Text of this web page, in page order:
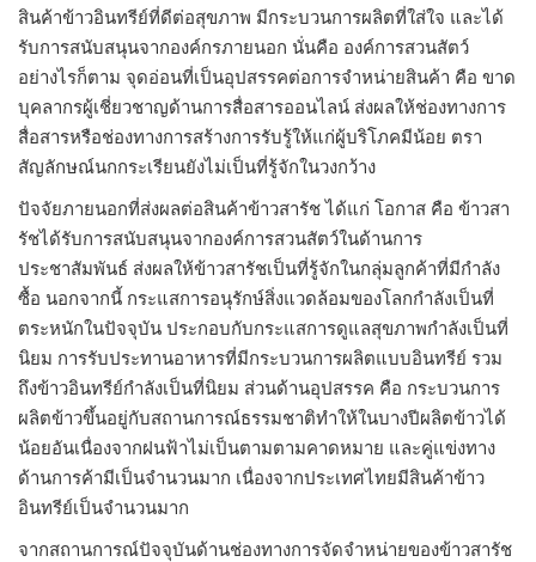
สินค้าข้าวอินทรีย์ที่ดีต่อสุขภาพ มีกระบวนการผลิตที่ใส่ใจ และได้
รับการสนับสนุนจากองค์กรภายนอก นั่นคือ องค์การสวนสัตว์
อย่างไรก็ตาม จุดอ่อนที่เป็นอุปสรรคต่อการจำหน่ายสินค้า คือ ขาด
บุคลากรผู้เชี่ยวชาญด้านการสื่อสารออนไลน์ ส่งผลให้ช่องทางการ
สื่อสารหรือช่องทางการสร้างการรับรู้ให้แก่ผู้บริโภคมีน้อย ตรา
สัญลักษณ์นกกระเรียนยังไม่เป็นที่รู้จักในวงกว้าง
ปัจจัยภายนอกที่ส่งผลต่อสินค้าข้าวสารัช ได้แก่ โอกาส คือ ข้าวสา
รัชได้รับการสนับสนุนจากองค์การสวนสัตว์ในด้านการ
ประชาสัมพันธ์ ส่งผลให้ข้าวสารัชเป็นที่รู้จักในกลุ่มลูกค้าที่มีกำลัง
ซื้อ นอกจากนี้ กระแสการอนุรักษ์สิ่งแวดล้อมของโลกกำลังเป็นที่
ตระหนักในปัจจุบัน ประกอบกับกระแสการดูแลสุขภาพกำลังเป็นที่
นิยม การรับประทานอาหารที่มีกระบวนการผลิตแบบอินทรีย์ รวม
ถึงข้าวอินทรีย์กำลังเป็นที่นิยม ส่วนด้านอุปสรรค คือ กระบวนการ
ผลิตข้าวขึ้นอยู่กับสถานการณ์ธรรมชาติทำให้ในบางปีผลิตข้าวได้
น้อยอันเนื่องจากฝนฟ้าไม่เป็นตามตามคาดหมาย และคู่แข่งทาง
ด้านการค้ามีเป็นจำนวนมาก เนื่องจากประเทศไทยมีสินค้าข้าว
อินทรีย์เป็นจำนวนมาก
จากสถานการณ์ปัจจุบันด้านช่องทางการจัดจำหน่ายของข้าวสารัช